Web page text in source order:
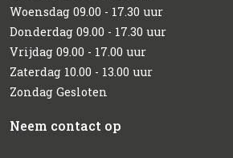
Woensdag 09.00 - 17.30 uur
Donderdag 09.00 - 17.30 uur
Vrijdag 09.00 - 17.00 uur
Zaterdag 10.00 - 13.00 uur
Zondag Gesloten
Neem contact op